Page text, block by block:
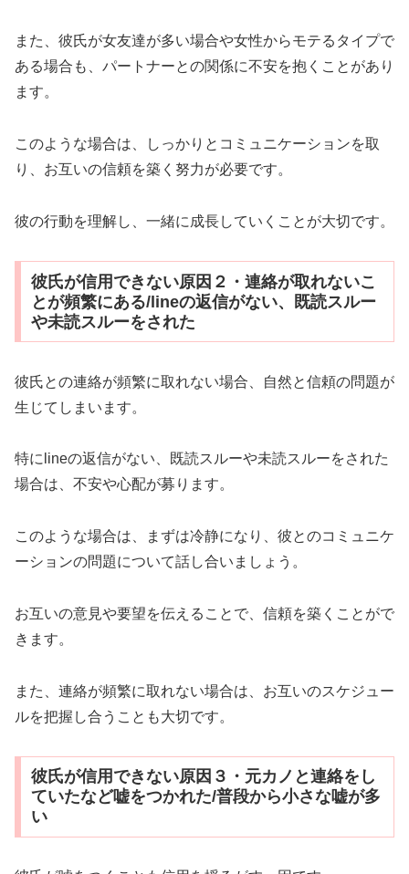
また、彼氏が女友達が多い場合や女性からモテるタイプで
ある場合も、パートナーとの関係に不安を抱くことがあり
ます。
このような場合は、しっかりとコミュニケーションを取
り、お互いの信頼を築く努力が必要です。
彼の行動を理解し、一緒に成長していくことが大切です。
彼氏が信用できない原因２・連絡が取れないこ
とが頻繁にある/lineの返信がない、既読スルー
や未読スルーをされた
彼氏との連絡が頻繁に取れない場合、自然と信頼の問題が
生じてしまいます。
特にlineの返信がない、既読スルーや未読スルーをされた
場合は、不安や心配が募ります。
このような場合は、まずは冷静になり、彼とのコミュニケ
ーションの問題について話し合いましょう。
お互いの意見や要望を伝えることで、信頼を築くことがで
きます。
また、連絡が頻繁に取れない場合は、お互いのスケジュー
ルを把握し合うことも大切です。
彼氏が信用できない原因３・元カノと連絡をし
ていたなど嘘をつかれた/普段から小さな嘘が多
い